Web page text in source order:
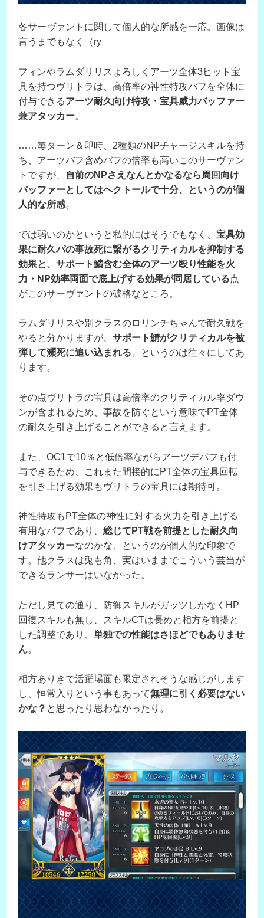
各サーヴァントに関して個人的な所感を一応。画像は
言うまでもなく（ry
フィンやラムダリリスよろしくアーツ全体3ヒット宝
具を持つヴリトラは、高倍率の神性特攻バフを全体に
付与できるアーツ耐久向け特攻・宝具威力バッファー
兼アタッカー。
……毎ターン＆即時、2種類のNPチャージスキルを持
ち、アーツバフ含めバフの倍率も高いこのサーヴァン
トですが、
自前のNPさえなんとかなるなら周回向け
バッファーとしてはヘクトールで十分、というのが個
人的な所感。
では弱いのかというと私的にはそうでもなく、 宝具効
果に耐久パの事故死に繋がるクリティカルを抑制する
効果と、サポート鯖含む全体のアーツ殴り性能を火
力・NP効率両面で底上げする効果が同居している点
がこのサーヴァントの破格なところ。
ラムダリリスや別クラスのロリンチちゃんで耐久戦を
やると分かりますが、 サポート鯖がクリティカルを被
弾して瀕死に追い込まれる 、というのは往々にしてあ
ります。
その点ヴリトラの宝具は高倍率のクリティカル率ダウ
ンが含まれるため、事故を防ぐという意味でPT全体
の耐久を引き上げることができると言えます。
また、OC1で10％と低倍率ながらアーツデバフも付
与できるため、これまた間接的にPT全体の宝具回転
を引き上げる効果もヴリトラの宝具には期待可。
神性特攻もPT全体の神性に対する火力を引き上げる
有用なバフであり、 総じてPT戦を前提とした耐久向
けアタッカーなのかな、というのが個人的な印象で
す。他クラスは兎も角、実はいままでこういう芸当が
できるランサーはいなかった。
ただし見ての通り、防御スキルがガッツしかなくHP
回復スキルも無し、スキルCTは長めと相方を前提と
した調整であり、 単独での性能はさほどでもありませ
ん。
相方ありきで活躍場面も限定されそうな感じがします
し、恒常入りという事もあって無理に引く必要はない
かな？ と思ったり思わなかったり。